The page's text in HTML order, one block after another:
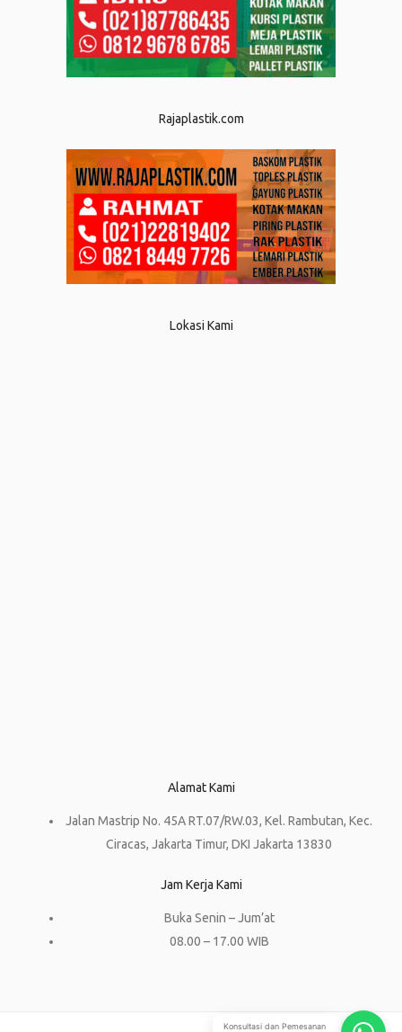
Rajaplastik.com
Lokasi Kami
Alamat Kami
Jalan Mastrip No. 45A RT.07/RW.03, Kel. Rambutan, Kec.
Ciracas, Jakarta Timur, DKI Jakarta 13830
Jam Kerja Kami
Buka Senin – Jum’at
08.00 – 17.00 WIB
Konsultasi dan Pemesanan